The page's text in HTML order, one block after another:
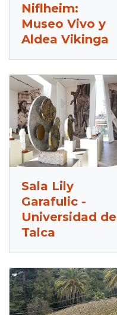
Niflheim:
Museo Vivo y
Aldea Vikinga
Sala Lily
Garafulic -
Universidad de
Talca